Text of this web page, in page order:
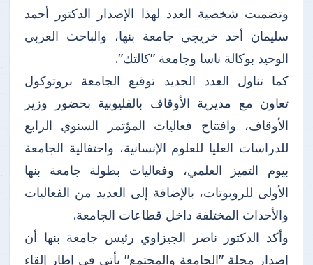
وتضمنت شخصية العدد لهذا الإصدار الدكتور أحمد
سليمان أحد خريجي جامعة بنها، والباحث العربي
الوحيد بوكالة ناسا وجامعة "كالتك".
كما تناول العدد الجديد توقيع الجامعة بروتوكول
تعاون مع مديرية الأوقاف بالقليوبية بحضور وزير
الأوقاف، وافتتاح فعاليات المؤتمر السنوي الرابع
للدراسات العليا للعلوم الإنسانية، واحتفالية الجامعة
بيوم التميز العلمي، وفعاليات بطولة جامعة بنها
الأولى للروبوتات، بالإضافة إلى العديد من الفعاليات
والأحداث المختلفة داخل قطاعات الجامعة.
وأكد الدكتور ناصر الجيزاوي رئيس جامعة بنها أن
إصدار مجلة "الجامعة والمجتمع" يأتي في إطار إلقاء